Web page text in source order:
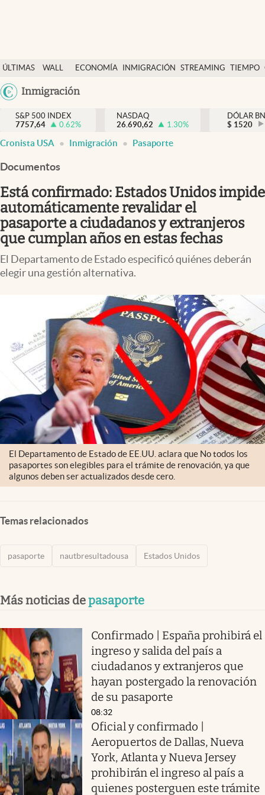
ÚLTIMAS
NOTICIAS
WALL
Y
DÓLAR
ECONOMÍA INMIGRACIÓN STREAMING TIEMPO
México
Inmigración
Finanzas y economía
Wall Street y dólar
Inmigración
Espiritual
Streaming
PC y mobile
Lifestyle
S&P 500 INDEX
7757,64
0.62%
NASDAQ
26.690,62
1.30%
DÓLAR
$ 1520
Cronista USA Inmigración Pasaporte
Documentos
Está confirmado: Estados Unidos impide
automáticamente revalidar el
pasaporte a ciudadanos y extranjeros
que cumplan años en estas fechas
El Departamento de Estado especificó quiénes deberán
elegir una gestión alternativa.
El Departamento de Estado de EE.UU. aclara que No todos los
pasaportes son elegibles para el trámite de renovación, ya que
algunos deben ser actualizados desde cero.
Temas relacionados
pasaporte nautbresultadousa Estados Unidos
Más noticias depasaporte
Confirmado | España prohibirá el
ingreso y salida del país a
ciudadanos y extranjeros que
hayan postergado la renovación
de su pasaporte
08:32
Oficial y confirmado |
Aeropuertos de Dallas, Nueva
York, Atlanta y Nueva Jersey
prohibirán el ingreso al país a
quienes posterguen este trámite